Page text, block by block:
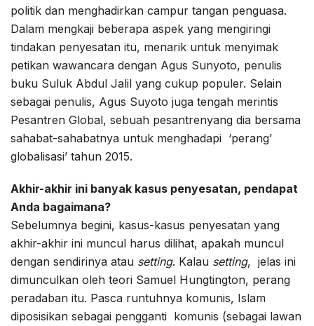
politik dan menghadirkan campur tangan penguasa.
Dalam mengkaji beberapa aspek yang mengiringi
tindakan penyesatan itu, menarik untuk menyimak
petikan wawancara dengan Agus Sunyoto, penulis
buku Suluk Abdul Jalil yang cukup populer. Selain
sebagai penulis, Agus Suyoto juga tengah merintis
Pesantren Global, sebuah pesantrenyang dia bersama
sahabat-sahabatnya untuk menghadapi ‘perang’
globalisasi’ tahun 2015.
Akhir-akhir ini banyak kasus penyesatan, pendapat
Anda bagaimana?
Sebelumnya begini, kasus-kasus penyesatan yang
akhir-akhir ini muncul harus dilihat, apakah muncul
dengan sendirinya atau setting. Kalau setting, jelas ini
dimunculkan oleh teori Samuel Hungtington, perang
peradaban itu. Pasca runtuhnya komunis, Islam
diposisikan sebagai pengganti komunis (sebagai lawan